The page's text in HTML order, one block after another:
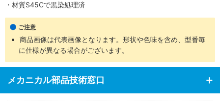
・材質S45Cで黒染処理済
ご注意
商品画像は代表画像となります。形状や色味を含め、型番毎
に仕様が異なる場合がございます。
メカニカル部品技術窓口